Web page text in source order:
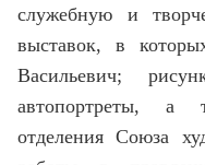
служебную и
выставок, в
Васильевич;
автопортреты, а
отделения Союза